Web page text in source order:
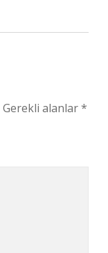
Gerekli alanlar*